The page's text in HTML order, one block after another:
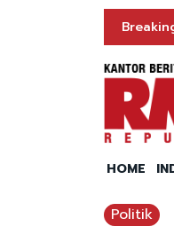
soal Nuklir Iran
HOME
Politik